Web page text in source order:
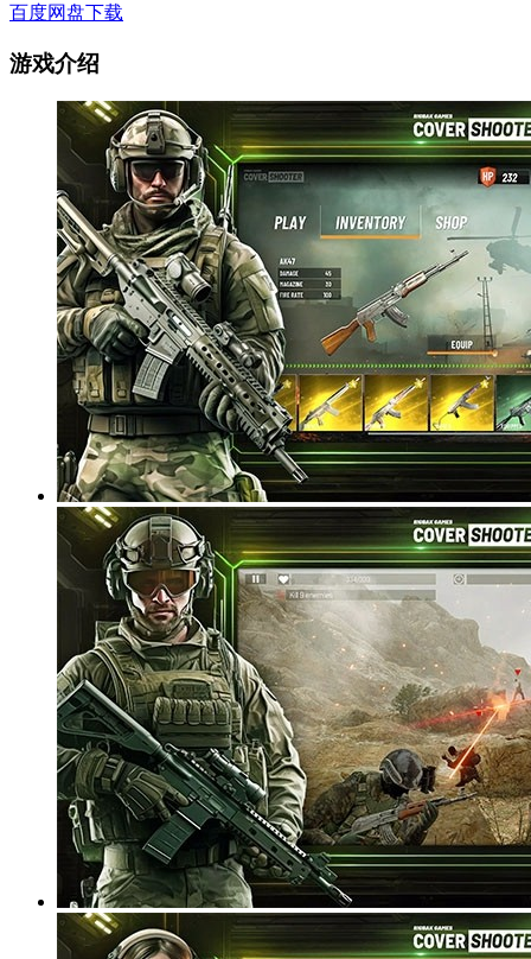
百度网盘下载
游戏介绍